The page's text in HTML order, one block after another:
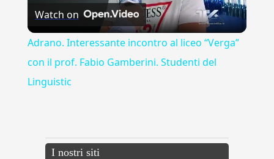
Video
Watch on
Adrano. Interessante incontro al liceo “Verga”
con il prof. Fabio Gamberini. Studenti del
Linguistic
I nostri siti